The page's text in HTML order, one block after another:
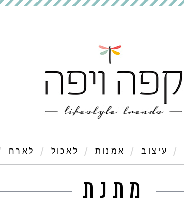
עיצוב אמנות לאכול לארח
מתנת